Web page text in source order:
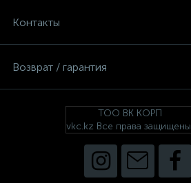
Контакты
Возврат / гарантия
ТОО ВК КОРП
vkc.kz Все права защищены